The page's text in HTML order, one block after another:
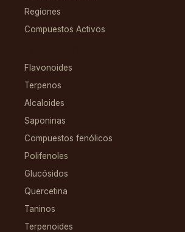
Regiones
Compuestos Activos
Flavonoides
Terpenos
Alcaloides
Saponinas
Compuestos fenólicos
Polifenoles
Glucósidos
Quercetina
Taninos
Terpenoides